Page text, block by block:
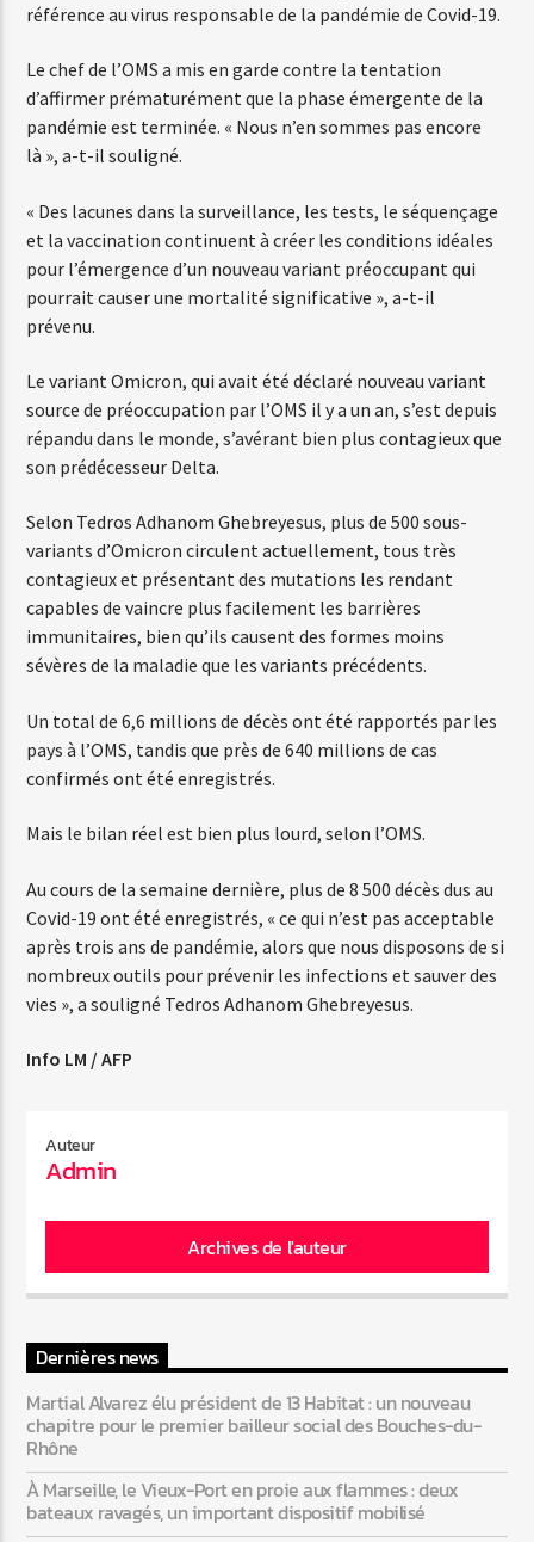
Web-Radio-Années 80
Web-Radio-Latino
Web-Radio-Italia
référence au virus responsable de la pandémie de Covid-19.
Le chef de l’OMS a mis en garde contre la tentation
d’affirmer prématurément que la phase émergente de la
pandémie est terminée. « Nous n’en sommes pas encore
là », a-t-il souligné.
« Des lacunes dans la surveillance, les tests, le séquençage
et la vaccination continuent à créer les conditions idéales
pour l’émergence d’un nouveau variant préoccupant qui
pourrait causer une mortalité significative », a-t-il
prévenu.
Le variant Omicron, qui avait été déclaré nouveau variant
source de préoccupation par l’OMS il y a un an, s’est depuis
répandu dans le monde, s’avérant bien plus contagieux que
son prédécesseur Delta.
Selon Tedros Adhanom Ghebreyesus, plus de 500 sous-
variants d’Omicron circulent actuellement, tous très
contagieux et présentant des mutations les rendant
capables de vaincre plus facilement les barrières
immunitaires, bien qu’ils causent des formes moins
sévères de la maladie que les variants précédents.
Un total de 6,6 millions de décès ont été rapportés par les
pays à l’OMS, tandis que près de 640 millions de cas
confirmés ont été enregistrés.
Mais le bilan réel est bien plus lourd, selon l’OMS.
Au cours de la semaine dernière, plus de 8 500 décès dus au
Covid-19 ont été enregistrés, « ce qui n’est pas acceptable
après trois ans de pandémie, alors que nous disposons de si
nombreux outils pour prévenir les infections et sauver des
vies », a souligné Tedros Adhanom Ghebreyesus.
Info LM / AFP
Auteur
Admin
Archives de l'auteur
Dernières news
Martial Alvarez élu président de 13 Habitat : un nouveau
chapitre pour le premier bailleur social des Bouches-du-
Rhône
À Marseille, le Vieux-Port en proie aux flammes : deux
bateaux ravagés, un important dispositif mobilisé